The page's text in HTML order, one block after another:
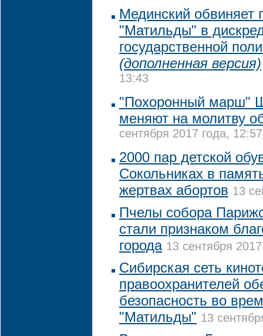
Мединский обвиняет
"Матильды" в
государственной
(дополненная версия)
13:43
"Похоронный марш"
меняют на молитву
сентября 2017 года, 12:57
2000 пар детской
Сокольниках в
жертвах абортов 13
Пчелы собора
стали признаком
города 13 сентября
Сибирская сеть
правоохранителей
безопасность во
"Матильды" 13